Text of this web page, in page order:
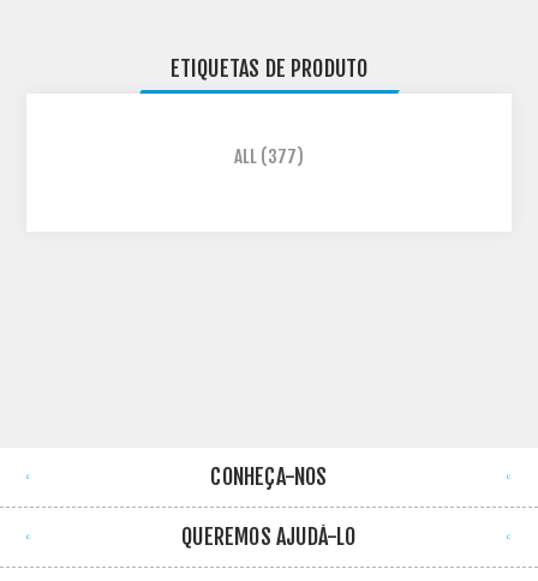
ETIQUETAS DE PRODUTO
ALL (377)
CONHEÇA-NOS
QUEREMOS AJUDÁ-LO